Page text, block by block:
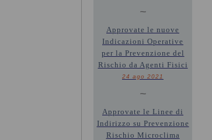
~
Approvate le nuove
Indicazioni Operative
per la Prevenzione del
Rischio da Agenti Fisici
24 ago 2021
~
Approvate le Linee di
Indirizzo su Prevenzione
Rischio Microclima